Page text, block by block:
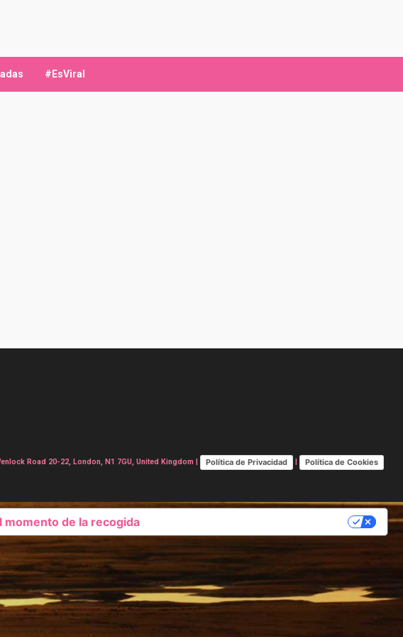
#EsViral
Road 20-22, London, N1 7GU, United Kingdom | Política de Privacidad | Política de Cookies
momento de la recogida